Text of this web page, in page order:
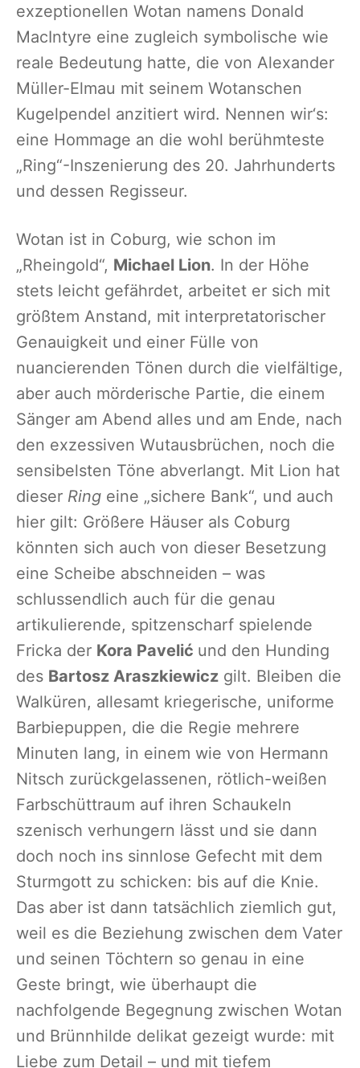
exzeptionellen Wotan namens Donald
MacIntyre eine zugleich symbolische wie
reale Bedeutung hatte, die von Alexander
Müller-Elmau mit seinem Wotanschen
Kugelpendel anzitiert wird. Nennen wir‘s:
eine Hommage an die wohl berühmteste
„Ring“-Inszenierung des 20. Jahrhunderts
und dessen Regisseur.
Wotan ist in Coburg, wie schon im
„Rheingold“, Michael Lion. In der Höhe
stets leicht gefährdet, arbeitet er sich mit
größtem Anstand, mit interpretatorischer
Genauigkeit und einer Fülle von
nuancierenden Tönen durch die vielfältige,
aber auch mörderische Partie, die einem
Sänger am Abend alles und am Ende, nach
den exzessiven Wutausbrüchen, noch die
sensibelsten Töne abverlangt. Mit Lion hat
dieser Ring eine „sichere Bank“, und auch
hier gilt: Größere Häuser als Coburg
könnten sich auch von dieser Besetzung
eine Scheibe abschneiden – was
schlussendlich auch für die genau
artikulierende, spitzenscharf spielende
Fricka der Kora Pavelić und den Hunding
des Bartosz Araszkiewicz gilt. Bleiben die
Walküren, allesamt kriegerische, uniforme
Barbiepuppen, die die Regie mehrere
Minuten lang, in einem wie von Hermann
Nitsch zurückgelassenen, rötlich-weißen
Farbschüttraum auf ihren Schaukeln
szenisch verhungern lässt und sie dann
doch noch ins sinnlose Gefecht mit dem
Sturmgott zu schicken: bis auf die Knie.
Das aber ist dann tatsächlich ziemlich gut,
weil es die Beziehung zwischen dem Vater
und seinen Töchtern so genau in eine
Geste bringt, wie überhaupt die
nachfolgende Begegnung zwischen Wotan
und Brünnhilde delikat gezeigt wurde: mit
Liebe zum Detail – und mit tiefem